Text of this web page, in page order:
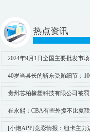
热点资讯
2024年9月1日全国主要批发市
格行情
40岁当县长的靳东受贿细节：
藏床底
贵州芯柏橡塑科技有限公司被罚
崔永熙：CBA有些外援不比夏
差，跟他们对位让我有提升
[小炮APP]竞彩情报：纽卡主力